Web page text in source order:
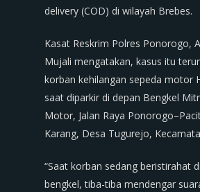
delivery (COD) di wilayah Brebes.
Kasat Reskrim Polres Ponorogo,
Mujali mengatakan, kasus itu
korban kehilangan sepeda motor
saat diparkir di depan Bengkel
Motor, Jalan Raya
Karang, Desa Tugurejo,
“Saat korban sedang beristirahat
bengkel, tiba-tiba mendengar